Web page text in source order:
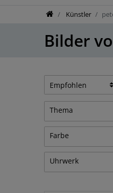
Künstler
Bilder
Thema
Blumen &
Farbe
Uhrwerk